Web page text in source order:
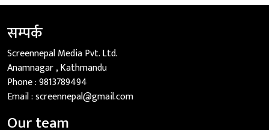
सम्पर्क
Screennepal Media Pvt. Ltd.
Anamnagar , Kathmandu
Phone :9813789494
Email :screennepal@gmail.com
Our team